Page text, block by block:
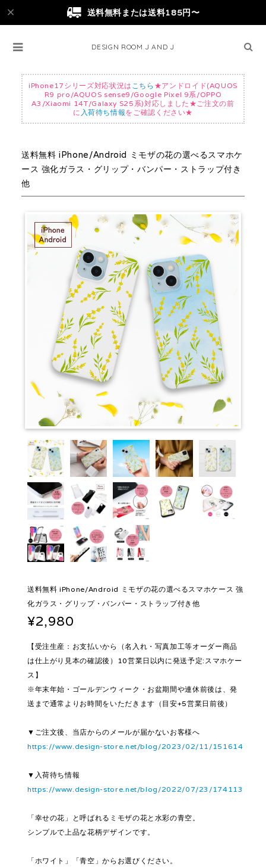
送料無料または送料185円〜
DESIGN ROOM J AND J
iPhone17シリーズ対応状況は こちら ★アンドロイド(AQUOS
R9 pro/AQUOS sense9/Google Pixel 9系/OPPO
A3/Xiaomi 14T/Galaxy S25系)対応しました★ご注文の前
に 入荷待ち情報をご確認ください★
送料無料 iPhone/Android ミモザの花の選べるスマホケ
ース 強化ガラス・グリップ・バンパー・ストラップ付き
他
送料無料 iPhone/Android ミモザの花の選べるスマホケース 強
化ガラス・グリップ・バンパー・ストラップ付き他
¥2,980
【受注生産：お支払いから（名入れ・写真加工等オーダー商品
は仕上がり見本の確認後）10営業日以内に発送予定:スマホケー
ス】
※年末年始・ゴールデンウィーク・お盆期間や連休前後は、発
送まで通常よりお時間をいただきます（目安+5営業日前後）
▼ご注文後、当店からのメールが届かないお客様へ
https://www.design-store.net/blog/2023/02/11/151614
▼入荷待ち情報
https://www.design-store.net/blog/2022/07/23/174113
「幸せの花」と呼ばれるミモザの花と水彩の青空。
シンプルで上品な花柄デザインです。
「ホワイト」「青空」からお選びください。